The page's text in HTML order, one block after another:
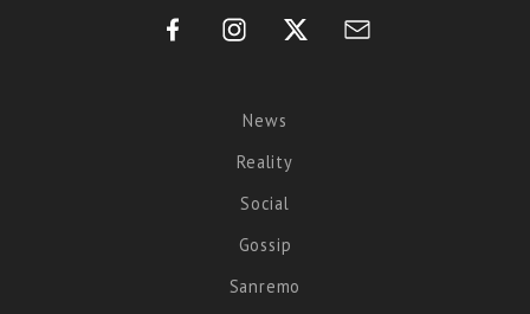
News
Reality
Social
Gossip
Sanremo